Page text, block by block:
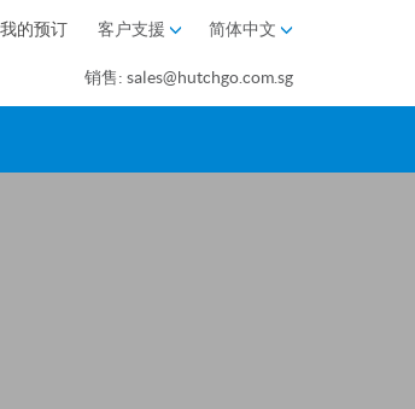
我的预订 客户支援 简体中文
销售: sales@hutchgo.com.sg